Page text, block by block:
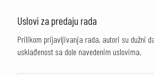
Uslovi za predaju rada
Prilikom prijavljivanja rada, autori su dužni
usklađenost sa dole navedenim uslovima.